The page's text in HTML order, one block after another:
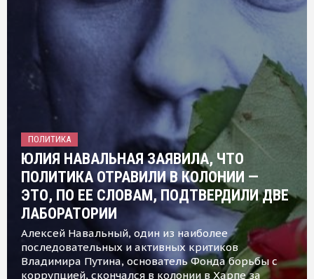
ПОЛИТИКА
ЮЛИЯ НАВАЛЬНАЯ ЗАЯВИЛА, ЧТО
ПОЛИТИКА ОТРАВИЛИ В КОЛОНИИ —
ЭТО, ПО ЕЕ СЛОВАМ, ПОДТВЕРДИЛИ ДВЕ
ЛАБОРАТОРИИ
Алексей Навальный, один из наиболее
последовательных и активных критиков
Владимира Путина, основатель Фонда борьбы с
коррупцией, скончался в колонии в Харпе за